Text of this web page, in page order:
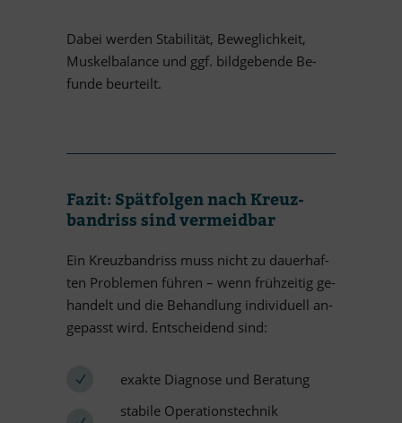
Da­bei wer­den Sta­bi­li­tät, Be­weg­lich­keit,
Mus­kel­ba­lance und ggf. bild­ge­bende Be­
funde beurteilt.
Fa­zit: Spät­fol­gen nach Kreuz­
band­riss sind vermeidbar
Ein Kreuz­band­riss muss nicht zu dau­er­haf­
ten Pro­ble­men füh­ren – wenn früh­zei­tig ge­
han­delt und die Be­hand­lung in­di­vi­du­ell an­
ge­passt wird. Ent­schei­dend sind:
ex­akte Dia­gnose und Beratung
sta­bile Ope­ra­ti­ons­tech­nik